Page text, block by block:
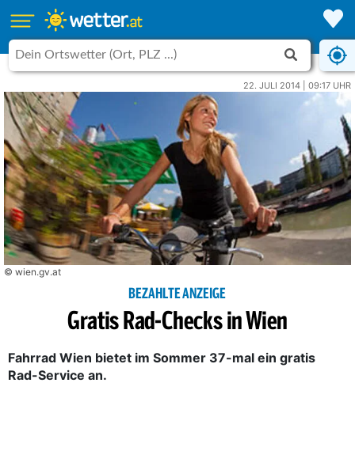
22. JULI 2014 | 09:17 UHR
© wien.gv.at
BEZAHLTE ANZEIGE
Gratis Rad-Checks in Wien
Fahrrad Wien bietet im Sommer 37-mal ein gratis
Rad-Service an.